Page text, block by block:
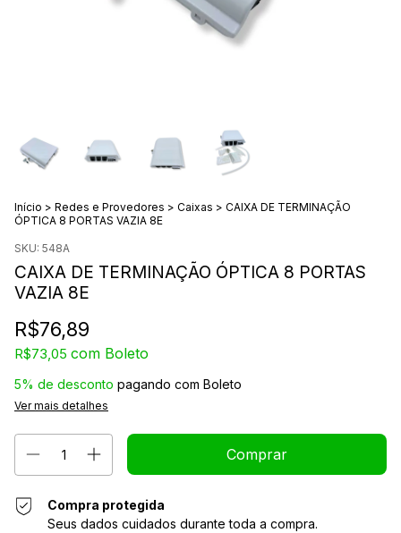
Início > Redes e Provedores > Caixas > CAIXA DE TERMINAÇÃO
ÓPTICA 8 PORTAS VAZIA 8E
SKU: 548A
CAIXA DE TERMINAÇÃO ÓPTICA 8 PORTAS
VAZIA 8E
R$76,89
R$73,05 com Boleto
5% de desconto pagando com Boleto
Ver mais detalhes
Compra protegida
Seus dados cuidados durante toda a compra.